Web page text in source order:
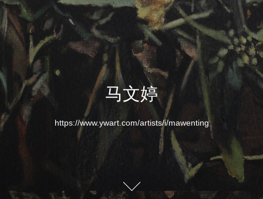
马文婷
https://www.ywart.com/artists/i/mawenting